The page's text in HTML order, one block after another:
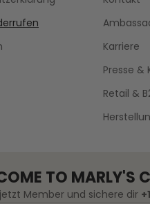
Karriere
Presse &
Retail &
TO MARLY'S
Member und sichere dir